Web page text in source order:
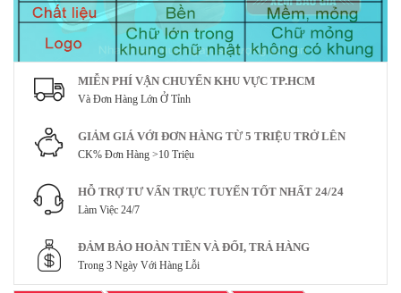
MIỄN PHÍ VẬN CHUYỂN KHU VỰC TP.HCM
Và Đơn Hàng Lớn Ở Tỉnh
GIẢM GIÁ VỚI ĐƠN HÀNG TỪ 5 TRIỆU TRỞ LÊN
CK% Đơn Hàng >10 Triệu
HỖ TRỢ TƯ VẤN TRỰC TUYẾN TỐT NHẤT 24/24
Làm Việc 24/7
ĐẢM BẢO HOÀN TIỀN VÀ ĐỔI, TRẢ HÀNG
Trong 3 Ngày Với Hàng Lỗi